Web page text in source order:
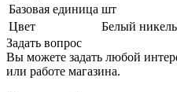
Базовая единица шт
Цвет
Белый никель
Задать вопрос
Вы можете задать любой
или работе магазина.